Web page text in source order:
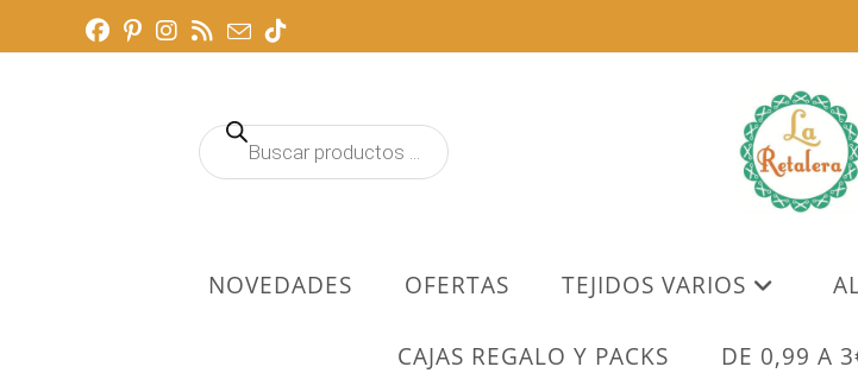
Búsqueda
de
NOVEDADES OFERTAS TEJIDOS VARIOS
CAJAS REGALO Y PACKS DE 0,99 A